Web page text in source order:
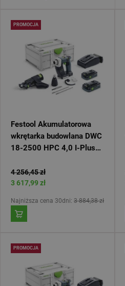
PROMOCJA
Festool Akumulatorowa
wkrętarka budowlana DWC
18-2500 HPC 4,0 I-Plus
4 256,45 zł
3 617,99 zł
Najniższa cena 30dni: 3 884,38 zł
PROMOCJA